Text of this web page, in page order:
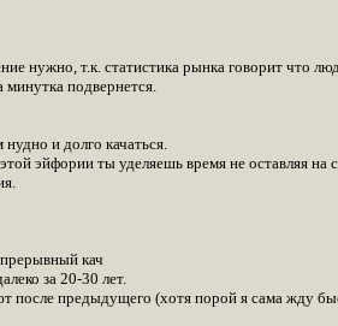
нужно, т.к. статистика рынка говорит что
минутка подвернется.
и долго качаться.
эйфории ты уделяешь время не оставляя на
кач
за 20-30 лет.
после предыдущего (хотя порой я сама жду